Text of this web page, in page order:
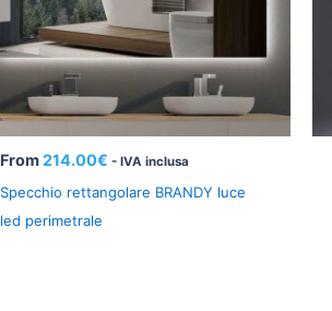
From214.00€ - IVA inclusa
Specchio rettangolare BRANDY luce
led perimetrale